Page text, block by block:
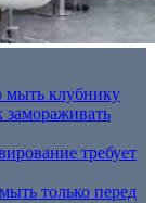
мыть клубнику
требует
только перед